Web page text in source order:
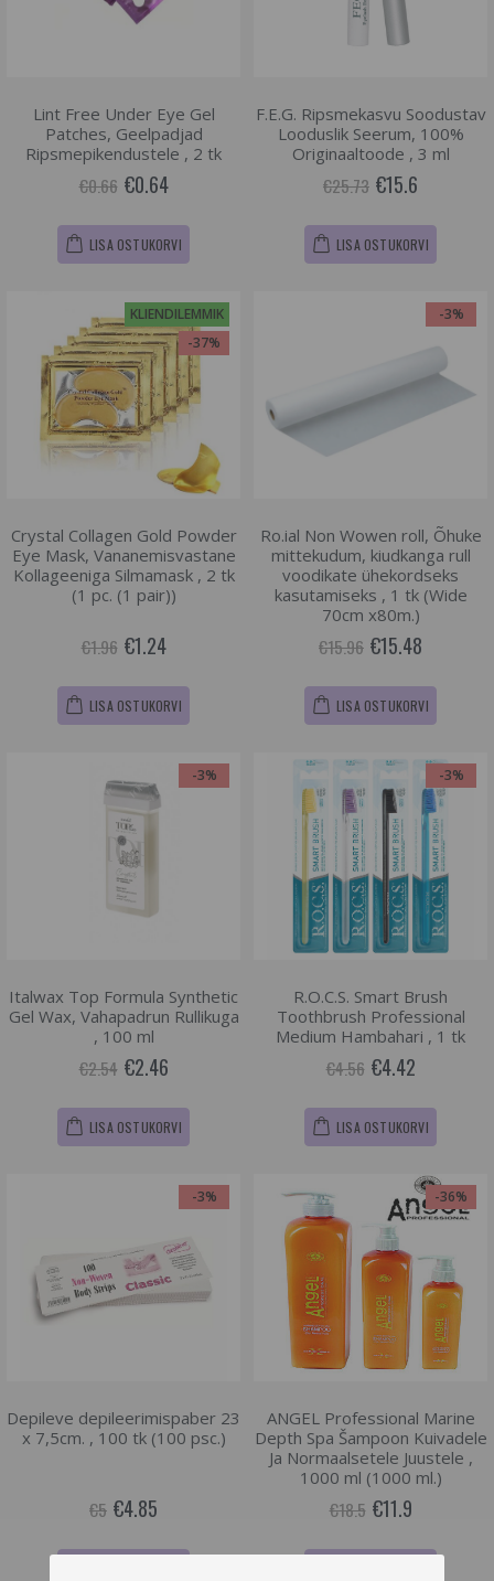
Lint Free Under Eye Gel
Patches, Geelpadjad
Ripsmepikendustele , 2 tk
€0.66 €0.64
LISA OSTUKORVI
F.E.G. Ripsmekasvu Soodustav
Looduslik Seerum, 100%
Originaaltoode , 3 ml
€25.73 €15.6
LISA OSTUKORVI
KLIENDILEMMIK
-37%
Crystal Collagen Gold Powder
Eye Mask, Vananemisvastane
Kollageeniga Silmamask , 2 tk
(1 pc. (1 pair))
€1.96 €1.24
LISA OSTUKORVI
-3%
Ro.ial Non Wowen roll, Õhuke
mittekudum, kiudkanga rull
voodikate ühekordseks
kasutamiseks , 1 tk (Wide
70cm x80m.)
€15.96 €15.48
LISA OSTUKORVI
-3%
Italwax Top Formula Synthetic
Gel Wax, Vahapadrun Rullikuga
, 100 ml
€2.54 €2.46
LISA OSTUKORVI
-3%
R.O.C.S. Smart Brush
Toothbrush Professional
Medium Hambahari , 1 tk
€4.56 €4.42
LISA OSTUKORVI
-3%
Depileve depileerimispaber 23
x 7,5cm. , 100 tk (100 psc.)
€5 €4.85
-36%
ANGEL Professional Marine
Depth Spa Šampoon Kuivadele
Ja Normaalsetele Juustele ,
1000 ml (1000 ml.)
€18.5 €11.9